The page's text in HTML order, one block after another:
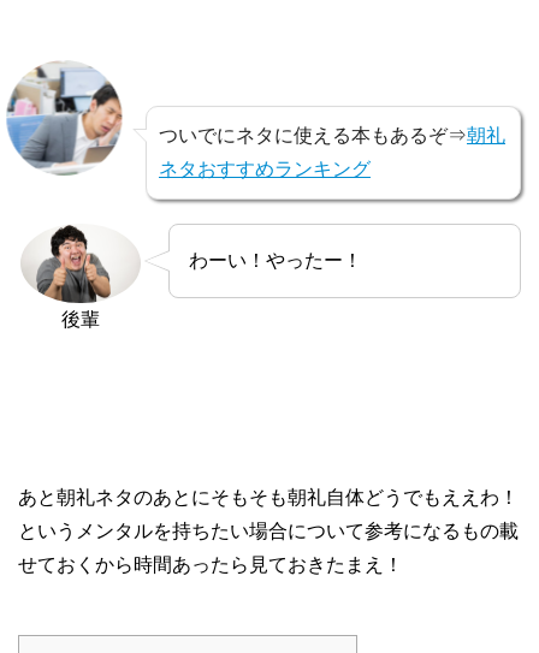
ついでにネタに使える本もあるぞ⇒朝礼
ネタおすすめランキング
後輩
わーい！やったー！
あと朝礼ネタのあとにそもそも朝礼自体どうでもええわ！
というメンタルを持ちたい場合について参考になるもの載
せておくから時間あったら見ておきたまえ！